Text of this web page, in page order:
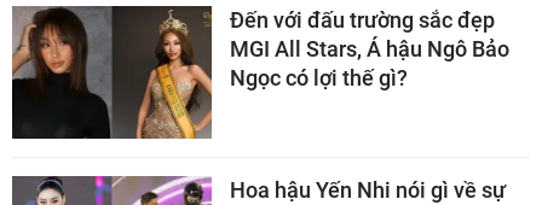
Đến với đấu trường sắc đẹp
MGI All Stars, Á hậu Ngô Bảo
Ngọc có lợi thế gì?
Hoa hậu Yến Nhi nói gì về sự